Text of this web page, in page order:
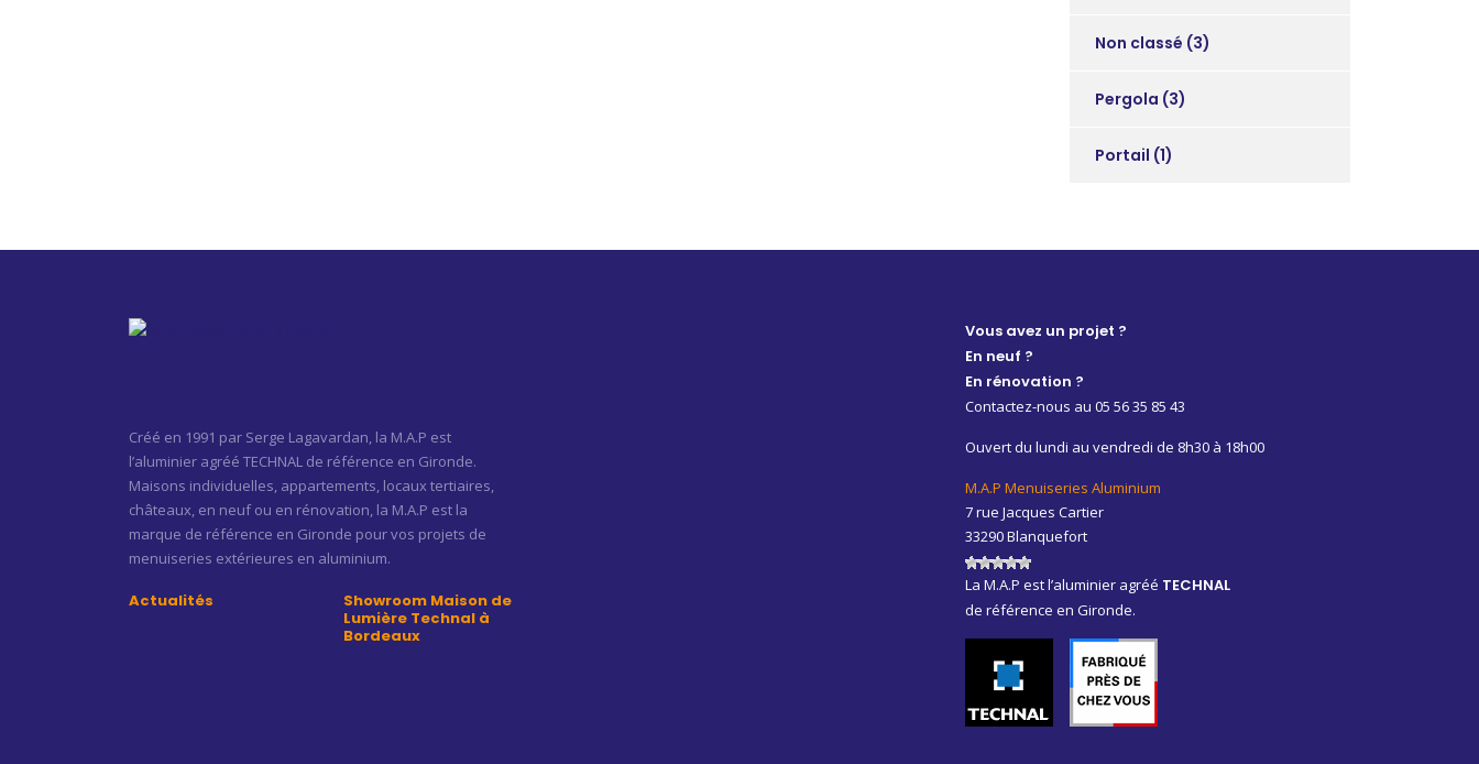
Non classé (3)
Pergola (3)
Portail (1)
Créé en 1991 par Serge Lagavardan, la M.A.P est
l’aluminier agréé TECHNAL de référence en Gironde.
Maisons individuelles, appartements, locaux tertiaires,
châteaux, en neuf ou en rénovation, la M.A.P est la
marque de référence en Gironde pour vos projets de
menuiseries extérieures en aluminium.
Actualités
Showroom Maison de
Lumière Technal à
Bordeaux
Vous avez un projet ?
En neuf ?
En rénovation ?
Contactez-nous au 05 56 35 85 43
Ouvert du lundi au vendredi de 8h30 à 18h00
M.A.P Menuiseries Aluminium
7 rue Jacques Cartier
33290 Blanquefort
La M.A.P est l’aluminier agréé TECHNAL
de référence en Gironde.